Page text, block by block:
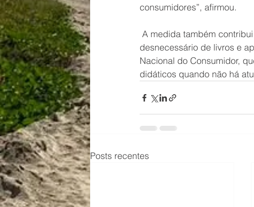
consumidores”, afirmou.
A medida também
desnecessário de livros e
Nacional do Consumidor,
didáticos quando não há
Posts recentes